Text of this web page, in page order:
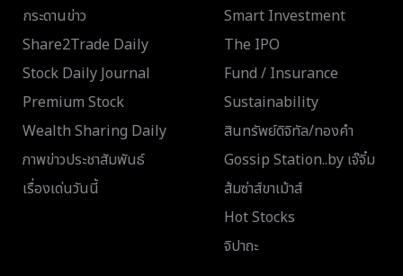
กระดานข่าว
Share2Trade Daily
Stock Daily Journal
Premium Stock
Wealth Sharing Daily
ภาพข่าวประชาสัมพันธ์
เรื่องเด่นวันนี้
Smart Investment
The IPO
Fund / Insurance
Sustainability
สินทรัพย์ดิจิทัล/ทองคำ
Gossip Station..by เจ๊จิ๋ม
ส้มซ่าส์ขาเม้าส์
Hot Stocks
จิปาถะ